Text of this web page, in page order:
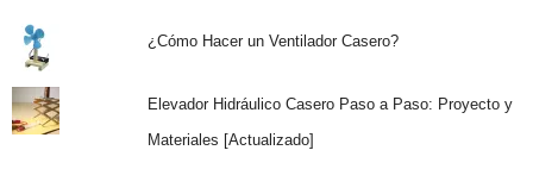
¿Cómo Hacer un Ventilador Casero?
Elevador Hidráulico Casero Paso a Paso: Proyecto y
Materiales [Actualizado]